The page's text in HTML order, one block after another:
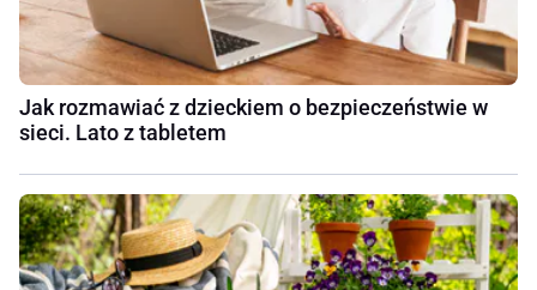
Jak rozmawiać z dzieckiem o bezpieczeństwie w
sieci. Lato z tabletem